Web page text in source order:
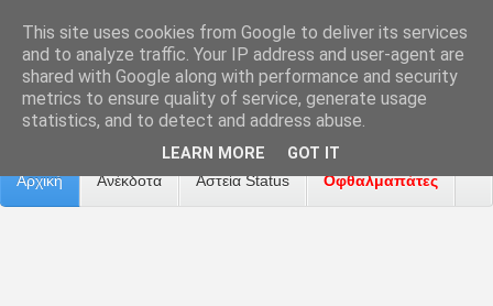
Επικοινωνία Διαφήμιση Αναφορά Προβλήματος
Αρχική Ανέκδοτα Αστεία Status Οφθαλμαπάτες
This site uses cookies from Google to deliver its services
and to analyze traffic. Your IP address and user-agent are
shared with Google along with performance and security
metrics to ensure quality of service, generate usage
statistics, and to detect and address abuse.
LEARN MORE GOT IT